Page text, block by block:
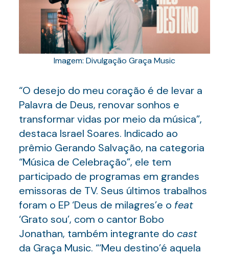
Imagem: Divulgação Graça Music
“O desejo do meu coração é de levar a
Palavra de Deus, renovar sonhos e
transformar vidas por meio da música”,
destaca Israel Soares. Indicado ao
prêmio Gerando Salvação, na categoria
“Música de Celebração”, ele tem
participado de programas em grandes
emissoras de TV. Seus últimos trabalhos
foram o EP ‘Deus de milagres’e o feat
‘Grato sou’, com o cantor Bobo
Jonathan, também integrante do cast
da Graça Music. “‘Meu destino’é aquela